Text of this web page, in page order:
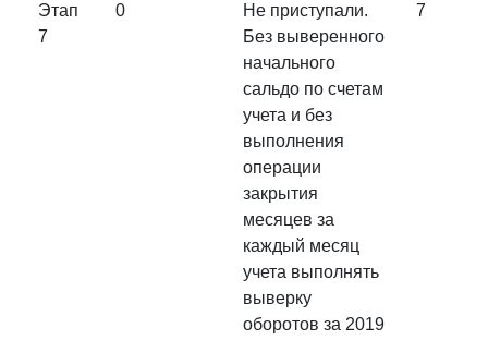
Этап
7
0
Не приступали.
Без выверенного
начального
сальдо по счетам
учета и без
выполнения
операции
закрытия
месяцев за
каждый месяц
учета выполнять
выверку
оборотов за 2019
7